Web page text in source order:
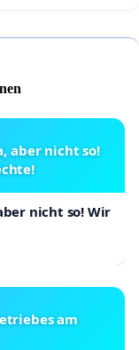
aber nicht so!
nicht so! Wir
am